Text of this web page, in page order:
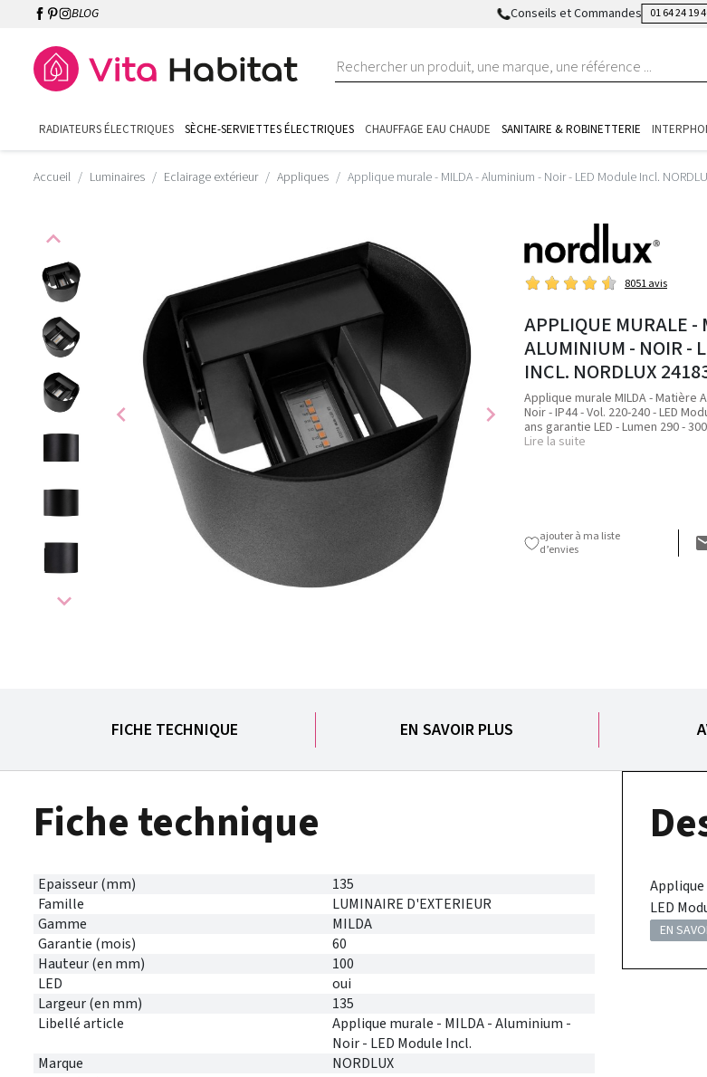
BLOG Conseils et Commandes 01 64 24 19
RADIATEURS ÉLECTRIQUES SÈCHE-SERVIETTES ÉLECTRIQUES CHAUFFAGE EAU CHAUDE SANITAIRE & ROBINETTERIE
Accueil Luminaires Eclairage extérieur Appliques Applique murale - MILDA - Aluminium - Noir - LED Module Incl.
expand_less
expand_more
chevron_left chevron_right
8051 avis
APPLIQUE MURALE -
ALUMINIUM - NOIR -
INCL. NORDLUX
Applique murale MILDA - Matière
Noir - IP44 - Vol. 220-240 - LED Module Incl. - 4.9W Max. - 5
ans garantie LED - Lumen 290 -
Lire la suite
ajouter à ma liste
d’envies
FICHE TECHNIQUE EN SAVOIR PLUS
Fiche technique
Epaisseur (mm)
135
Famille
LUMINAIRE D'EXTERIEUR
Gamme
MILDA
Garantie (mois)
60
Hauteur (en mm)
100
LED
oui
Largeur (en mm)
135
Libellé article
Applique murale - MILDA - Aluminium -
Noir - LED Module Incl.
Marque
NORDLUX
LED
EN